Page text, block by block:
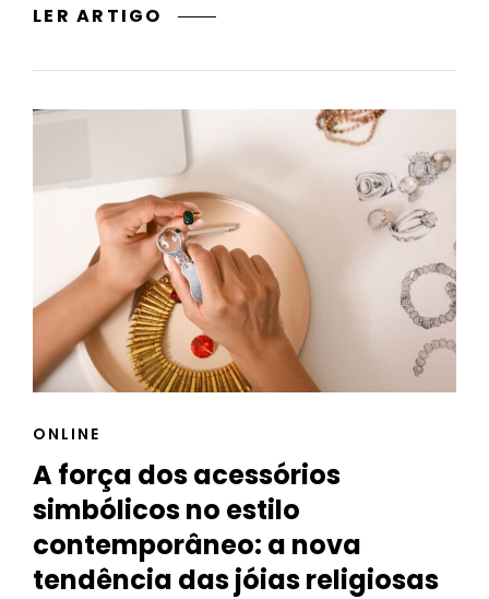
LER ARTIGO COMO
O
IMÓVEL
EM
PORTUGAL:
ESTRATÉGIAS
PRÁTICAS
E
EFICAZES
CAT
ONLINE
A força dos acessórios
simbólicos no estilo
contemporâneo: a nova
tendência das jóias religiosas